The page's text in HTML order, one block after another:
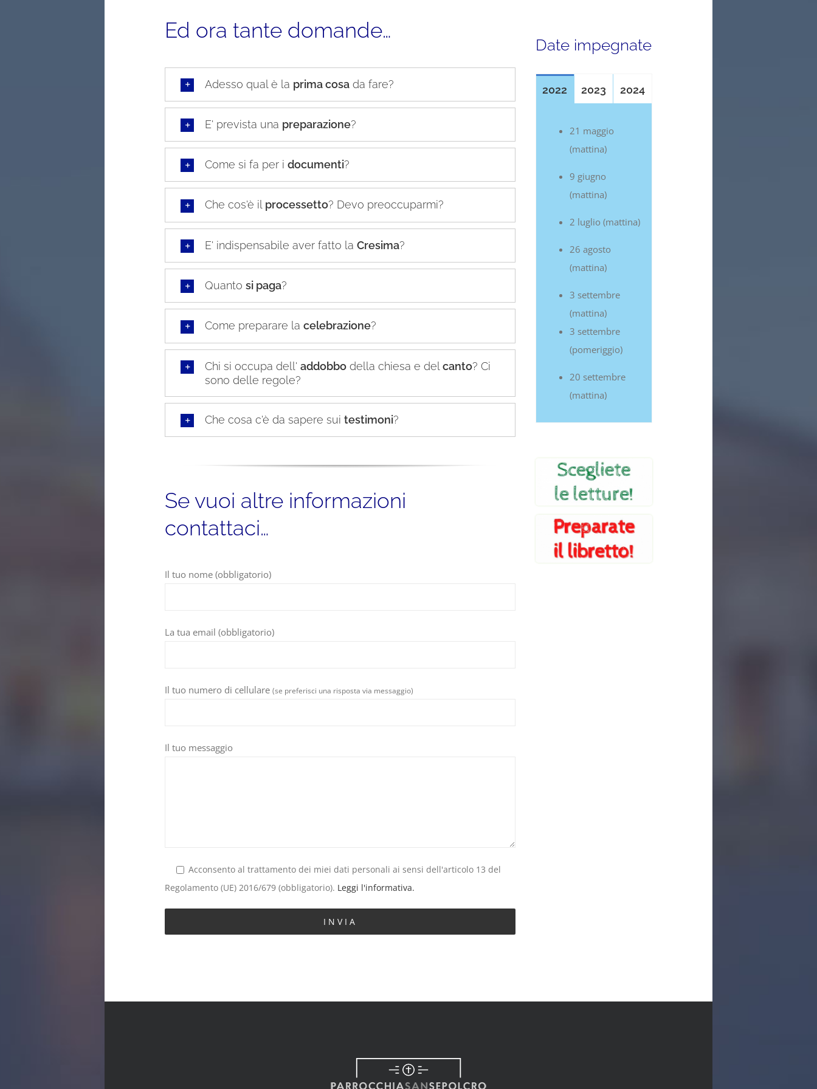
Ed ora tante domande…
Adesso qual è la prima cosa da fare?
E' prevista una preparazione?
Come si fa per i documenti?
Che cos'è il processetto? Devo preoccuparmi?
E' indispensabile aver fatto la Cresima?
Quanto si paga?
Come preparare la celebrazione?
Chi si occupa dell' addobbo della chiesa e del canto? Ci
sono delle regole?
Che cosa c'è da sapere sui testimoni?
Se vuoi altre informazioni
contattaci…
Il tuo nome (obbligatorio)
La tua email (obbligatorio)
Il tuo numero di cellulare (se preferisci una risposta via messaggio)
Il tuo messaggio
Acconsento al trattamento dei miei dati personali ai sensi dell'articolo 13 del
Regolamento (UE) 2016/679 (obbligatorio). Leggi l'informativa.
Date impegnate
2022 2023 2024
21 maggio
(mattina)
9 giugno
(mattina)
2 luglio (mattina)
26 agosto
(mattina)
3 settembre
(mattina)
3 settembre
(pomeriggio)
20 settembre
(mattina)